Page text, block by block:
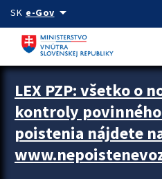
Preskocit na hlavný obsah
SK e-Govarrow_drop_down
Zastavit automatický posun upútavok
LEX PZP: všetko o
kontroly
poistenia nájdete